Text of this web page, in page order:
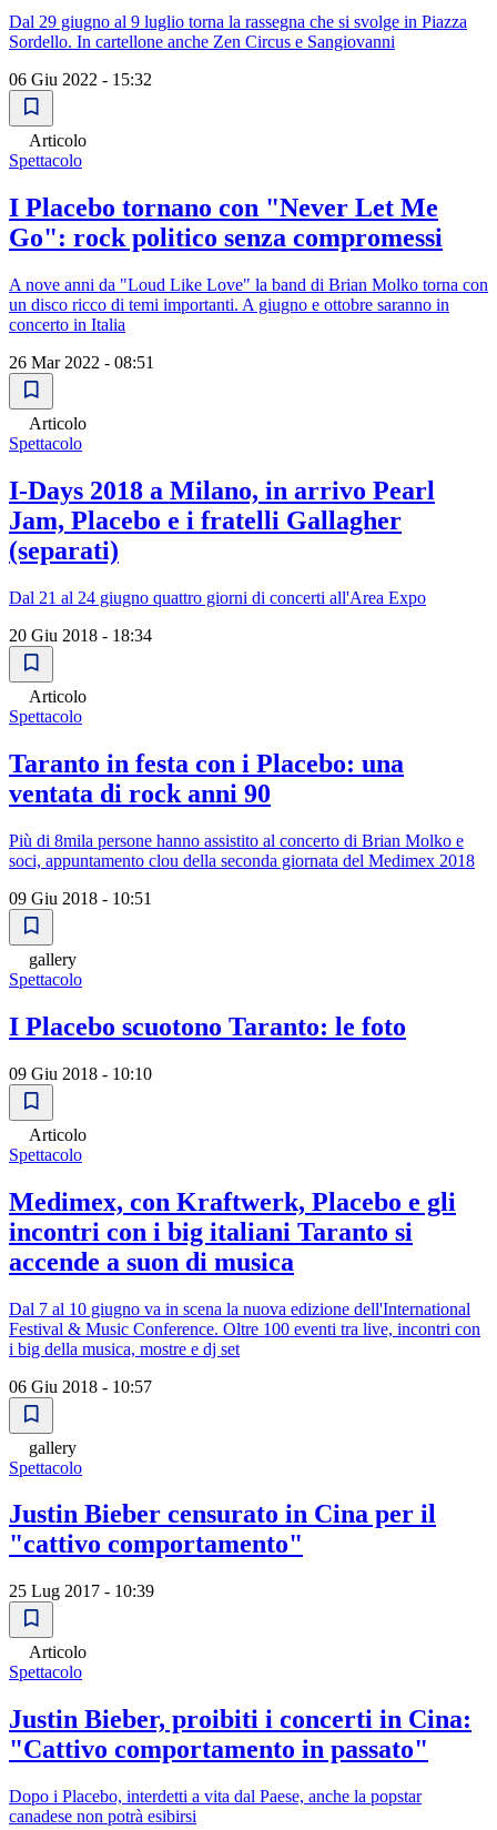
Dal 29 giugno al 9 luglio torna la rassegna che si svolge in Piazza
Sordello. In cartellone anche Zen Circus e Sangiovanni
06 Giu 2022 - 15:32
Articolo
Spettacolo
I Placebo tornano con "Never Let Me
Go": rock politico senza compromessi
A nove anni da "Loud Like Love" la band di Brian Molko torna con
un disco ricco di temi importanti. A giugno e ottobre saranno in
concerto in Italia
26 Mar 2022 - 08:51
Articolo
Spettacolo
I-Days 2018 a Milano, in arrivo Pearl
Jam, Placebo e i fratelli Gallagher
(separati)
Dal 21 al 24 giugno quattro giorni di concerti all'Area Expo
20 Giu 2018 - 18:34
Articolo
Spettacolo
Taranto in festa con i Placebo: una
ventata di rock anni 90
Più di 8mila persone hanno assistito al concerto di Brian Molko e
soci, appuntamento clou della seconda giornata del Medimex 2018
09 Giu 2018 - 10:51
gallery
Spettacolo
I Placebo scuotono Taranto: le foto
09 Giu 2018 - 10:10
Articolo
Spettacolo
Medimex, con Kraftwerk, Placebo e gli
incontri con i big italiani Taranto si
accende a suon di musica
Dal 7 al 10 giugno va in scena la nuova edizione dell'International
Festival & Music Conference. Oltre 100 eventi tra live, incontri con
i big della musica, mostre e dj set
06 Giu 2018 - 10:57
gallery
Spettacolo
Justin Bieber censurato in Cina per il
"cattivo comportamento"
25 Lug 2017 - 10:39
Articolo
Spettacolo
Justin Bieber, proibiti i concerti in Cina:
"Cattivo comportamento in passato"
Dopo i Placebo, interdetti a vita dal Paese, anche la popstar
canadese non potrà esibirsi